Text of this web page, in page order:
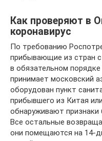
Как проверяют в
коронавирус
По требованию
прибывающие из стран с
в обязательном
принимает московский
оборудован пункт
прибывшего из Китая
обнаруживают признаки
Все остальные
они помещаются на 14-